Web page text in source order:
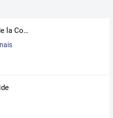
Site officiel de la Communauté de Communes (CDC) de l'Est Alençonnais, Orne, Normandie